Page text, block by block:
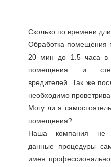
Сколько по времени
Обработка помещения
20 мин до 1.5 часа в
помещения и
вредителей. Так же
необходимо
Могу ли я
помещения?
Наша компания не
данные процедуры
имея